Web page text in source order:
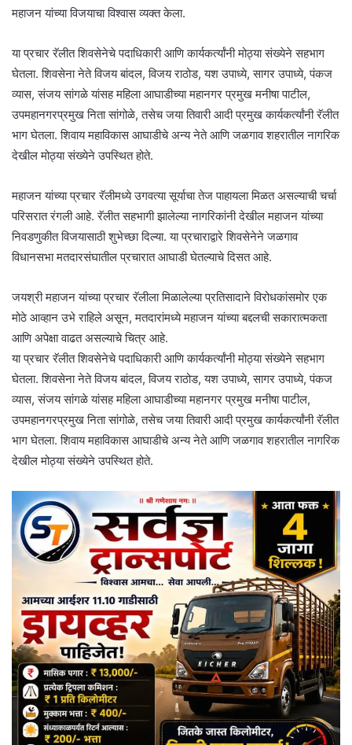
महाजन यांच्या विजयाचा विश्वास व्यक्त केला.
या प्रचार रॅलीत शिवसेनेचे पदाधिकारी आणि कार्यकर्त्यांनी मोठ्या संख्येने सहभाग
घेतला. शिवसेना नेते विजय बांदल, विजय राठोड, यश उपाध्ये, सागर उपाध्ये, पंकज
व्यास, संजय सांगळे यांसह महिला आघाडीच्या महानगर प्रमुख मनीषा पाटील,
उपमहानगरप्रमुख निता सांगोळे, तसेच जया तिवारी आदी प्रमुख कार्यकर्त्यांनी रॅलीत
भाग घेतला. शिवाय महाविकास आघाडीचे अन्य नेते आणि जळगाव शहरातील नागरिक
देखील मोठ्या संख्येने उपस्थित होते.
महाजन यांच्या प्रचार रॅलीमध्ये उगवत्या सूर्याचा तेज पाहायला मिळत असल्याची चर्चा
परिसरात रंगली आहे. रॅलीत सहभागी झालेल्या नागरिकांनी देखील महाजन यांच्या
निवडणुकीत विजयासाठी शुभेच्छा दिल्या. या प्रचाराद्वारे शिवसेनेने जळगाव
विधानसभा मतदारसंघातील प्रचारात आघाडी घेतल्याचे दिसत आहे.
जयश्री महाजन यांच्या प्रचार रॅलीला मिळालेल्या प्रतिसादाने विरोधकांसमोर एक
मोठे आव्हान उभे राहिले असून, मतदारांमध्ये महाजन यांच्या बद्दलची सकारात्मकता
आणि अपेक्षा वाढत असल्याचे चित्र आहे.
या प्रचार रॅलीत शिवसेनेचे पदाधिकारी आणि कार्यकर्त्यांनी मोठ्या संख्येने सहभाग
घेतला. शिवसेना नेते विजय बांदल, विजय राठोड, यश उपाध्ये, सागर उपाध्ये, पंकज
व्यास, संजय सांगळे यांसह महिला आघाडीच्या महानगर प्रमुख मनीषा पाटील,
उपमहानगरप्रमुख निता सांगोळे, तसेच जया तिवारी आदी प्रमुख कार्यकर्त्यांनी रॅलीत
भाग घेतला. शिवाय महाविकास आघाडीचे अन्य नेते आणि जळगाव शहरातील नागरिक
देखील मोठ्या संख्येने उपस्थित होते.